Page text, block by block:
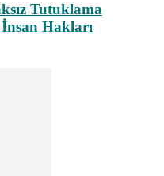
Tutuklama
Hakları